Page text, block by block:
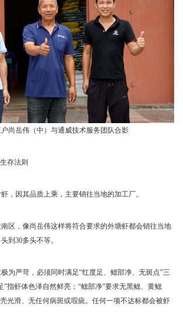
尚岳伟（中）与通威技术服务团队合影
存法则
，因其品质上乘，主要销往当地的加工厂。
区，像尚岳伟这样将符合要求的外塘虾都会销往当地
到30多头不等。
为严苛，必须同时满足“红度足、鳃部净、无斑点”三
”指虾体色泽自然鲜亮；“鳃部净”要求无黑鳃、黄鳃
光滑、无任何病斑或瑕疵。任何一项不达标都会被虾